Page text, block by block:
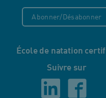
Abonner/Désabonner
École de natation
Suivre sur